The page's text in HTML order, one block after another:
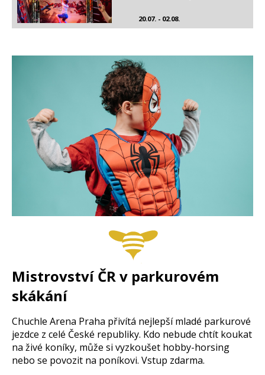
20.07. - 02.08.
Mistrovství ČR v parkurovém
skákání
Chuchle Arena Praha přivítá nejlepší mladé parkurové
jezdce z celé České republiky. Kdo nebude chtít koukat
na živé koníky, může si vyzkoušet hobby-horsing
nebo se povozit na poníkovi. Vstup zdarma.